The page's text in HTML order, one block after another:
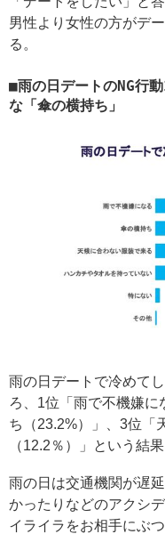
男性より女性の方がデ
る。
雨の日デートのNG行
な「傘の横持ち」
雨の日デートで冷めて
ろ、1位「雨で不機嫌
ち（23.2%）」、3位「
（12.2％）」という結
雨の日は交通機関が遅
かったりなどのアクシ
イライラをお相手にぶ